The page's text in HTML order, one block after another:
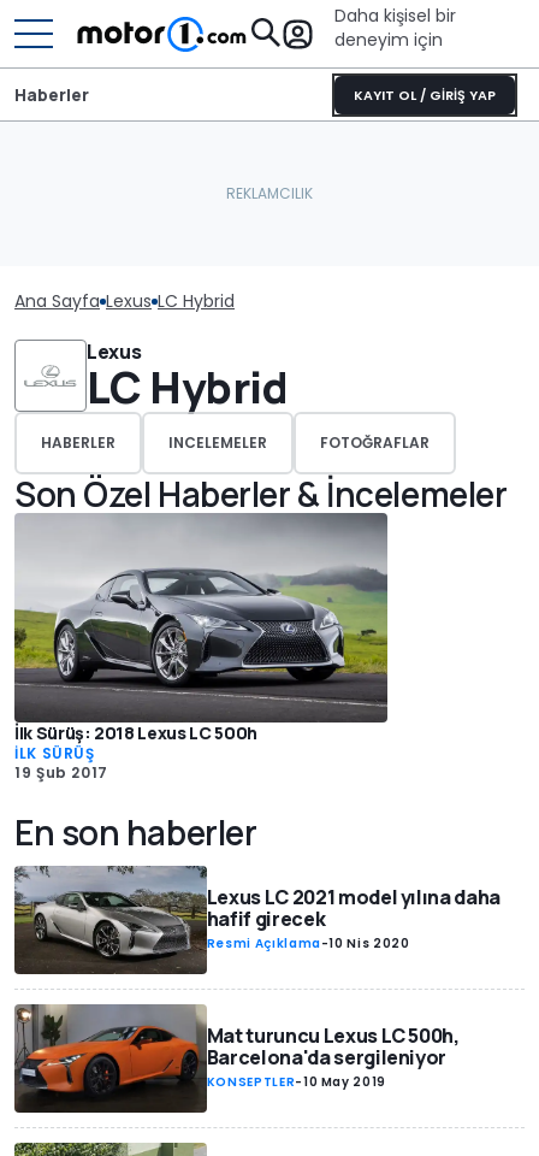
Daha kişisel bir
deneyim için
KAYIT OL / GİRİŞ YAP
Haberler
Ana Sayfa Lexus LC Hybrid
Lexus
LC Hybrid
HABERLER INCELEMELER FOTOĞRAFLAR
Son Özel Haberler & İncelemeler
İlk Sürüş: 2018 Lexus LC 500h
İLK SÜRÜŞ
19 Şub 2017
En son haberler
Lexus LC 2021 model yılına daha
hafif girecek
Resmi Açıklama-10 Nis 2020
Mat turuncu Lexus LC 500h,
Barcelona'da sergileniyor
KONSEPTLER-10 May 2019